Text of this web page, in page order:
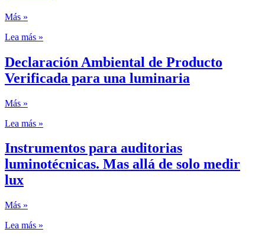
Más »
Lea más »
Declaración Ambiental de Producto
Verificada para una luminaria
Más »
Lea más »
Instrumentos para auditorias
luminotécnicas. Mas allá de solo medir
lux
Más »
Lea más »